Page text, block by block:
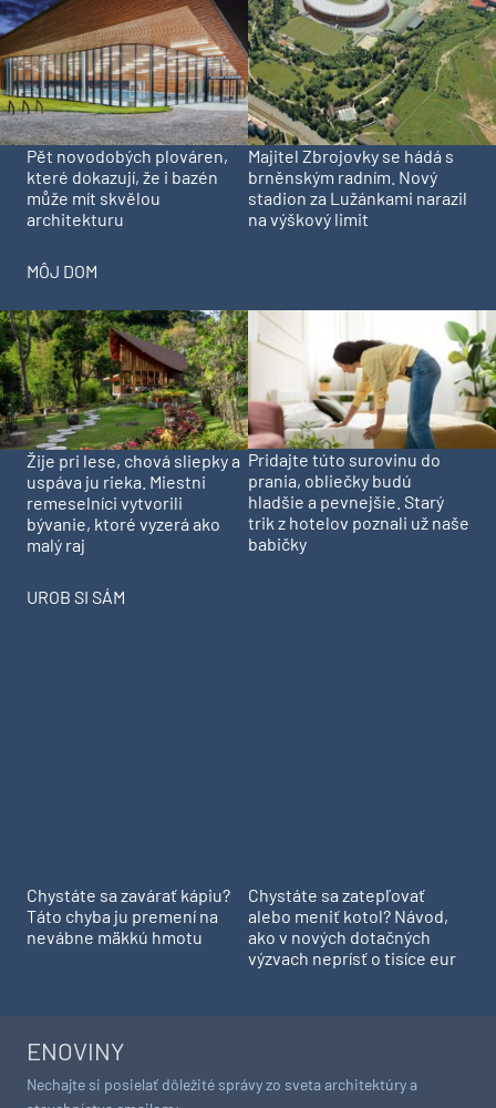
Pět novodobých plováren,
které dokazují, že i bazén
může mít skvělou
architekturu
Majitel Zbrojovky se hádá s
brněnským radním. Nový
stadion za Lužánkami narazil
na výškový limit
MÔJ DOM
Žije pri lese, chová sliepky a
uspáva ju rieka. Miestni
remeselníci vytvorili
bývanie, ktoré vyzerá ako
malý raj
Pridajte túto surovinu do
prania, obliečky budú
hladšie a pevnejšie. Starý
trik z hotelov poznali už naše
babičky
UROB SI SÁM
Chystáte sa zavárať kápiu?
Táto chyba ju premení na
nevábne mäkkú hmotu
Chystáte sa zatepľovať
alebo meniť kotol? Návod,
ako v nových dotačných
výzvach neprísť o tisíce eur
ENOVINY
Nechajte si posielať dôležité správy zo sveta architektúry a